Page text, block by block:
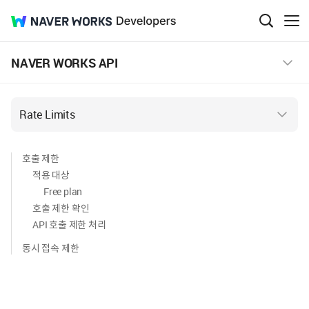
NAVER
WORKS
Developers
검
색
메
뉴
기
NAVER WORKS API
Rate Limits
호출 제한
적용 대상
Free plan
호출 제한 확인
API 호출 제한 처리
동시 접속 제한